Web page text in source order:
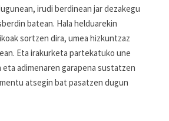
irudi berdinean jar dezakegu
batean. Hala helduarekin
sortzen dira, umea hizkuntzaz
Eta irakurketa partekatuko une
adimenaren garapena sustatzen
atsegin bat pasatzen dugun